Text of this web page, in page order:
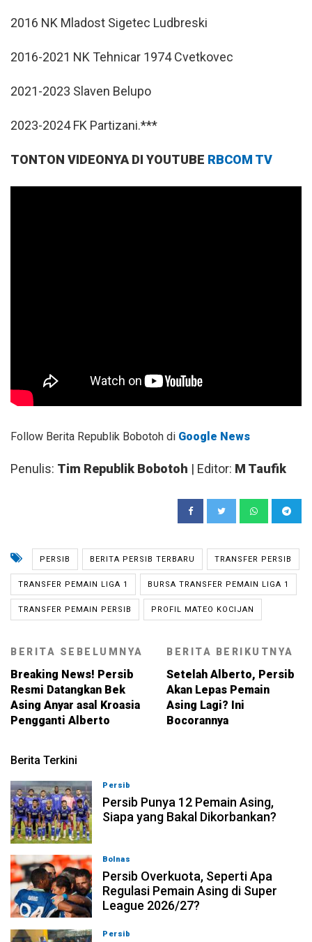
2016 NK Mladost Sigetec Ludbreski
2016-2021 NK Tehnicar 1974 Cvetkovec
2021-2023 Slaven Belupo
2023-2024 FK Partizani.***
TONTON VIDEONYA DI YOUTUBE RBCOM TV
Follow Berita Republik Bobotoh di Google News
Penulis: Tim Republik Bobotoh | Editor: M Taufik
PERSIB BERITA PERSIB TERBARU TRANSFER PERSIB
TRANSFER PEMAIN LIGA 1 BURSA TRANSFER PEMAIN LIGA 1
TRANSFER PEMAIN PERSIB PROFIL MATEO KOCIJAN
BERITA SEBELUMNYA
Breaking News! Persib
Resmi Datangkan Bek
Asing Anyar asal Kroasia
Pengganti Alberto
BERITA BERIKUTNYA
Setelah Alberto, Persib
Akan Lepas Pemain
Asing Lagi? Ini
Bocorannya
Berita Terkini
Persib
Persib Punya 12 Pemain Asing,
Siapa yang Bakal Dikorbankan?
Bolnas
Persib Overkuota, Seperti Apa
Regulasi Pemain Asing di Super
League 2026/27?
Persib